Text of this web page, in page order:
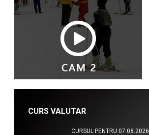
CURS VALUTAR
CURSUL PENTRU 07.08.2026